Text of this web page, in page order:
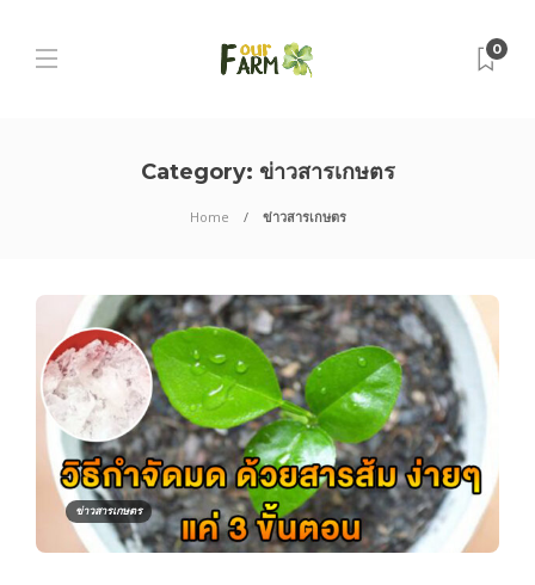
0
Category: ข่าวสารเกษตร
Home ข่าวสารเกษตร
ข่าวสารเกษตร